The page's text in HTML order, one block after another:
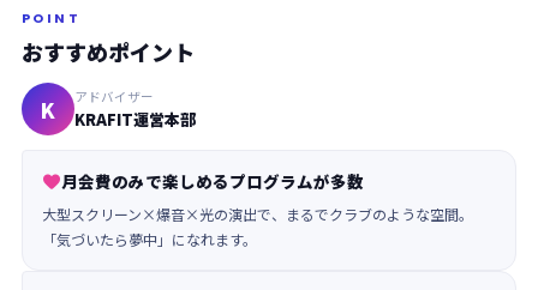
POINT
おすすめポイント
K アドバイザー
KRAFIT運営本部
月会費のみで楽しめるプログラムが多数
大型スクリーン×爆音×光の演出で、まるでクラブのような空間。
「気づいたら夢中」になれます。